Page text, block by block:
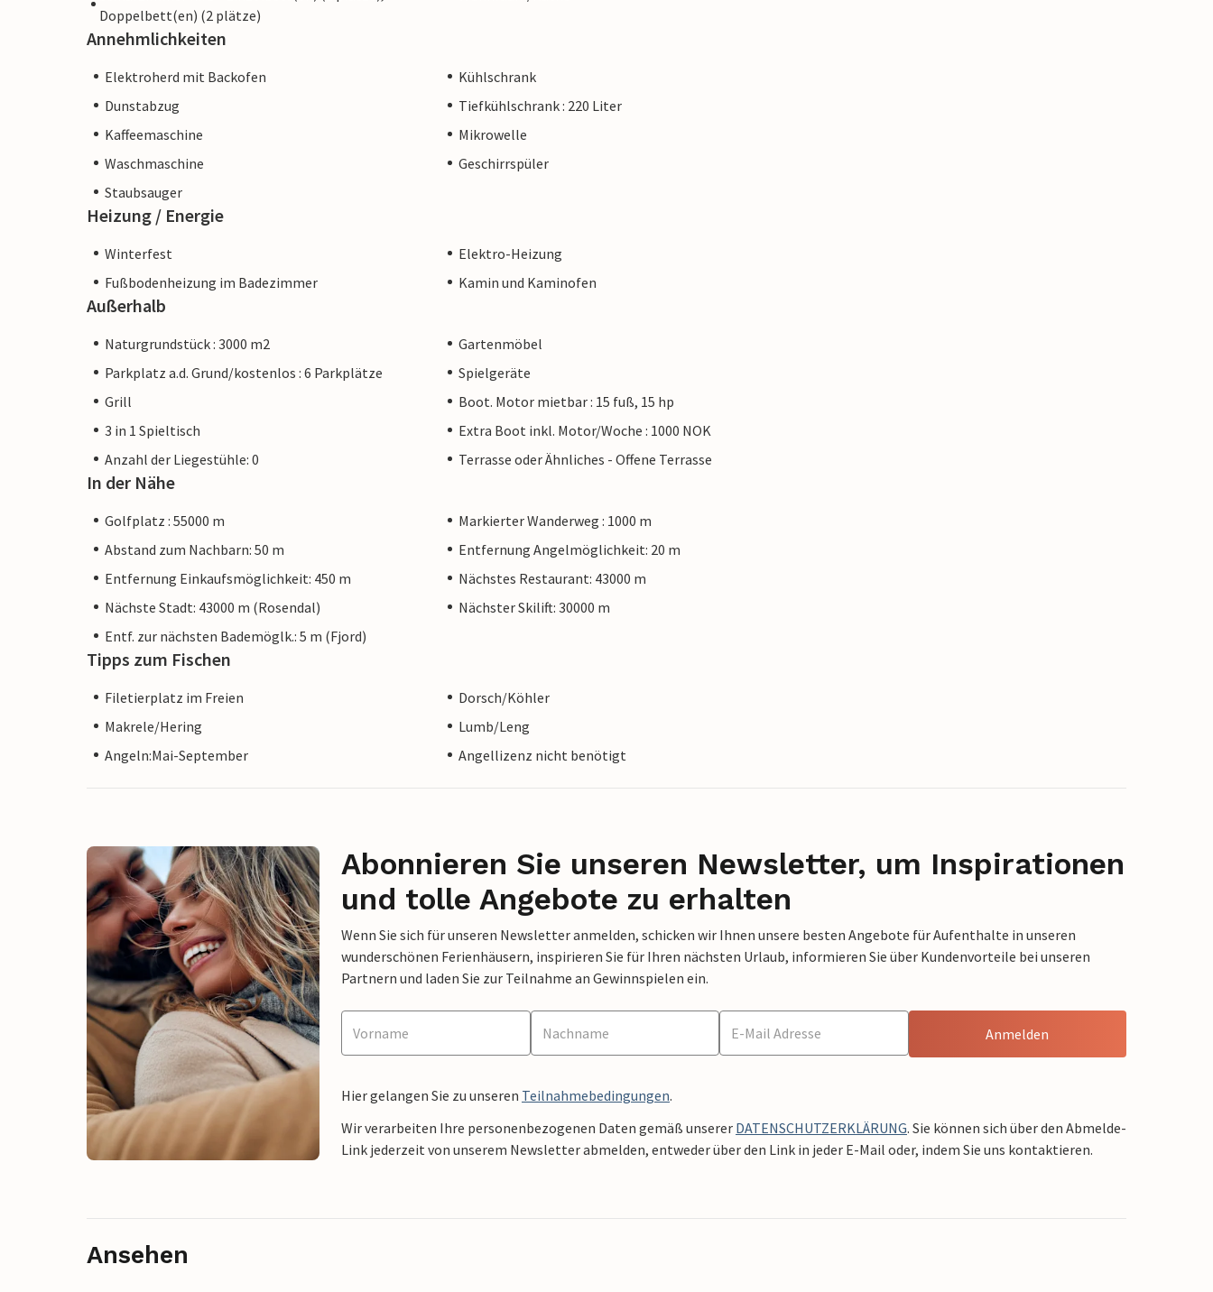
Doppelbett(en) (2 plätze)
Annehmlichkeiten
Elektroherd mit Backofen
Kühlschrank
Dunstabzug
Tiefkühlschrank : 220 Liter
Kaffeemaschine
Mikrowelle
Waschmaschine
Geschirrspüler
Staubsauger
Heizung / Energie
Winterfest
Elektro-Heizung
Fußbodenheizung im Badezimmer
Kamin und Kaminofen
Außerhalb
Naturgrundstück : 3000 m2
Gartenmöbel
Parkplatz a.d. Grund/kostenlos : 6 Parkplätze
Spielgeräte
Grill
Boot. Motor mietbar : 15 fuß, 15 hp
3 in 1 Spieltisch
Extra Boot inkl. Motor/Woche : 1000 NOK
Anzahl der Liegestühle: 0
Terrasse oder Ähnliches - Offene Terrasse
In der Nähe
Golfplatz : 55000 m
Markierter Wanderweg : 1000 m
Abstand zum Nachbarn: 50 m
Entfernung Angelmöglichkeit: 20 m
Entfernung Einkaufsmöglichkeit: 450 m
Nächstes Restaurant: 43000 m
Nächste Stadt: 43000 m (Rosendal)
Nächster Skilift: 30000 m
Entf. zur nächsten Bademöglk.: 5 m (Fjord)
Tipps zum Fischen
Filetierplatz im Freien
Dorsch/Köhler
Makrele/Hering
Lumb/Leng
Angeln:Mai-September
Angellizenz nicht benötigt
Abonnieren Sie unseren Newsletter, um Inspirationen
und tolle Angebote zu erhalten
Wenn Sie sich für unseren Newsletter anmelden, schicken wir Ihnen unsere besten Angebote für Aufenthalte in unseren
wunderschönen Ferienhäusern, inspirieren Sie für Ihren nächsten Urlaub, informieren Sie über Kundenvorteile bei unseren
Partnern und laden Sie zur Teilnahme an Gewinnspielen ein.
Anmelden
Hier gelangen Sie zu unseren Teilnahmebedingungen.
Wir verarbeiten Ihre personenbezogenen Daten gemäß unserer DATENSCHUTZERKLÄRUNG. Sie können sich über den Abmelde-
Link jederzeit von unserem Newsletter abmelden, entweder über den Link in jeder E-Mail oder, indem Sie uns kontaktieren.
Ansehen